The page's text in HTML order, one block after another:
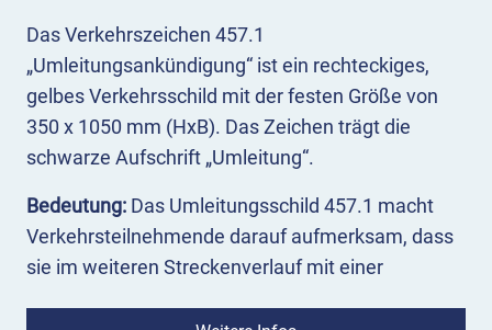
Das Verkehrszeichen 457.1
„Umleitungsankündigung“ ist ein rechteckiges,
gelbes Verkehrsschild mit der festen Größe von
350 x 1050 mm (HxB). Das Zeichen trägt die
schwarze Aufschrift „Umleitung“.
Bedeutung: Das Umleitungsschild 457.1 macht
Verkehrsteilnehmende darauf aufmerksam, dass
sie im weiteren Streckenverlauf mit einer